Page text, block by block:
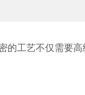
工艺不仅需要